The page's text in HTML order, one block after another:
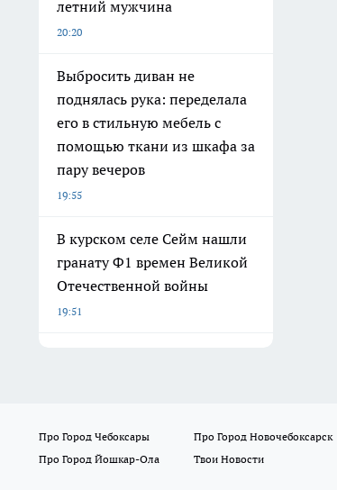
летний мужчина
20:20
Выбросить диван не
поднялась рука: переделала
его в стильную мебель с
помощью ткани из шкафа за
пару вечеров
19:55
В курском селе Сейм нашли
гранату Ф1 времен Великой
Отечественной войны
19:51
Про Город Чебоксары Про Город Новочебоксарск
Про Город Йошкар-Ола
Твои Новости